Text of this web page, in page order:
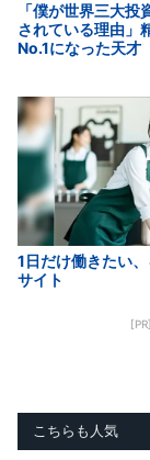
「僕が世界三大投
されている理由」
No.1になった天才
1日だけ働きたい
サイト
こちらも人気